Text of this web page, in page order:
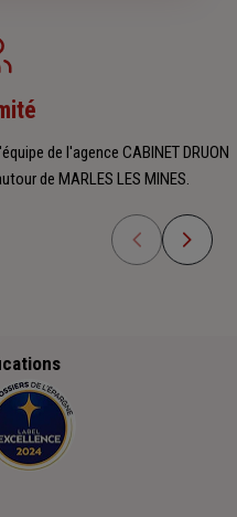
de l'agence CABINET DRUON
de MARLES LES MINES.